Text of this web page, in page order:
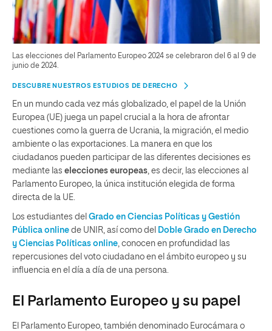
Las elecciones del Parlamento Europeo 2024 se celebraron del 6 al 9 de
junio de 2024.
DESCUBRE NUESTROS ESTUDIOS DE DERECHO
En un mundo cada vez más globalizado, el papel de la Unión
Europea (UE) juega un papel crucial a la hora de afrontar
cuestiones como la guerra de Ucrania, la migración, el medio
ambiente o las exportaciones. La manera en que los
ciudadanos pueden participar de las diferentes decisiones es
mediante las elecciones europeas , es decir, las elecciones al
Parlamento Europeo, la única institución elegida de forma
directa de la UE.
Los estudiantes del Grado en Ciencias Políticas y Gestión
Pública online de UNIR, así como del Doble Grado en Derecho
y Ciencias Políticas online , conocen en profundidad las
repercusiones del voto ciudadano en el ámbito europeo y su
influencia en el día a día de una persona.
El Parlamento Europeo y su papel
El Parlamento Europeo, también denominado Eurocámara o